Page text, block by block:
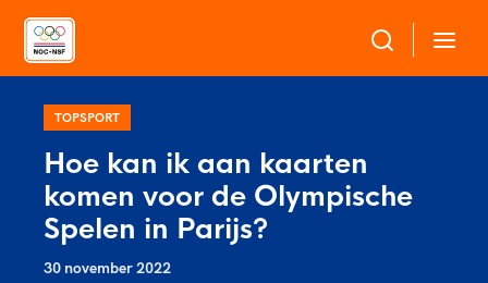
Over NOC*NSF
Sportagenda 2032
Leden
Algemene Vergadering
Sportdeelname
Bonden en professionals in de sport
TOPSPORT
Hoe kan ik aan kaarten
komen voor de Olympische
Spelen in Parijs?
30 november 2022